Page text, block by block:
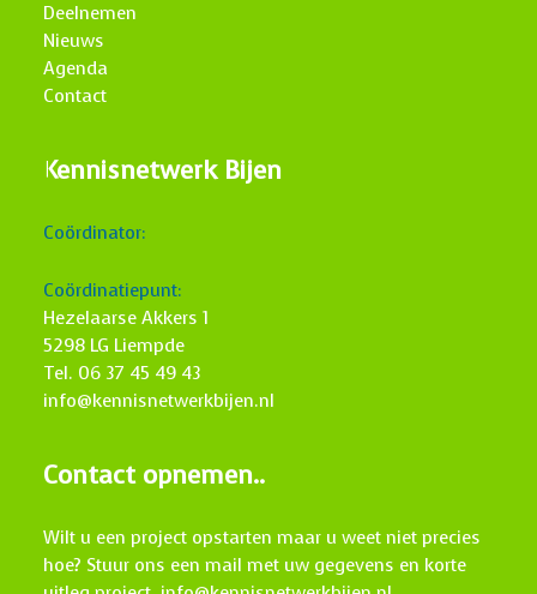
Deelnemen
Nieuws
Agenda
Contact
Kennisnetwerk Bijen
Coördinator:
Coördinatiepunt:
Hezelaarse Akkers 1
5298 LG Liempde
Tel. 06 37 45 49 43
info@kennisnetwerkbijen.nl
Contact opnemen..
Wilt u een project opstarten maar u weet niet precies
hoe? Stuur ons een mail met uw gegevens en korte